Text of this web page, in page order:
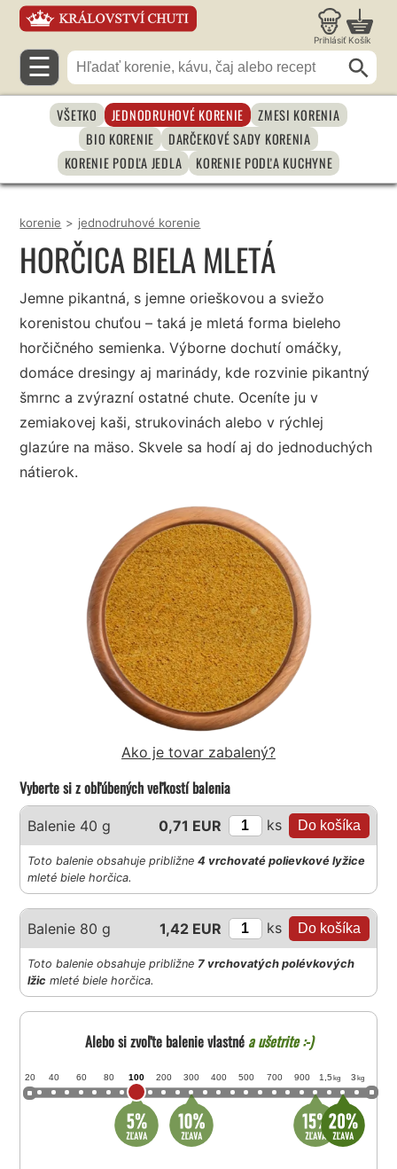
Prihlásiť Košík
☰
VŠETKO JEDNODRUHOVÉ KORENIE
ZMESI KORENIA
BIO KORENIE
DARČEKOVÉ SADY KORENIA
KORENIE PODĽA JEDLA
KORENIE PODĽA KUCHYNE
korenie > jednodruhové korenie
HORČICA BIELA MLETÁ
Jemne pikantná, s jemne orieškovou a sviežo
korenistou chuťou – taká je mletá forma bieleho
horčičného semienka. Výborne dochutí omáčky,
domáce dresingy aj marinády, kde rozvinie pikantný
šmrnc a zvýrazní ostatné chute. Oceníte ju v
zemiakovej kaši, strukovinách alebo v rýchlej
glazúre na mäso. Skvele sa hodí aj do jednoduchých
nátierok.
Ako je tovar zabalený?
Vyberte si z obľúbených veľkostí balenia
Balenie 40 g 0,71 EUR ks
Toto balenie obsahuje približne4 vrchovaté polievkové lyžice
mleté biele horčica.
Balenie 80 g 1,42 EUR ks
Toto balenie obsahuje približne 7 vrchovatých polévkových
lžic mleté biele horčica.
Alebo si zvoľte balenie vlastnéa ušetrite :-)
20 40 60 80 100 200 300 400 500 700 900 1,5 kg 3 kg